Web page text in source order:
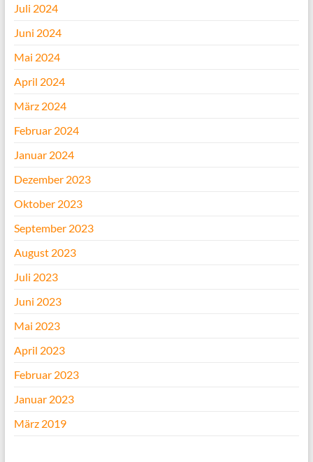
Juli 2024
Juni 2024
Mai 2024
April 2024
März 2024
Februar 2024
Januar 2024
Dezember 2023
Oktober 2023
September 2023
August 2023
Juli 2023
Juni 2023
Mai 2023
April 2023
Februar 2023
Januar 2023
März 2019